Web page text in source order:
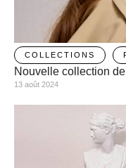
COLLECTIONS
Nouvelle collection
13 août 2024